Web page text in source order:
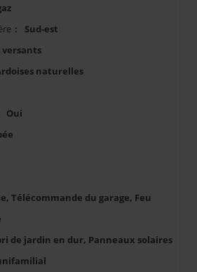
:
Sud-est
versants
naturelles
Oui
Télécommande du garage, Feu
de jardin en dur, Panneaux solaires